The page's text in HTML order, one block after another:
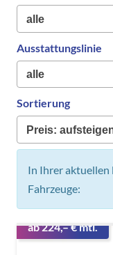
Ausstattungslinie
Sortierung
In Ihrer aktuellen
Fahrzeuge:
ab 224,– € mtl.